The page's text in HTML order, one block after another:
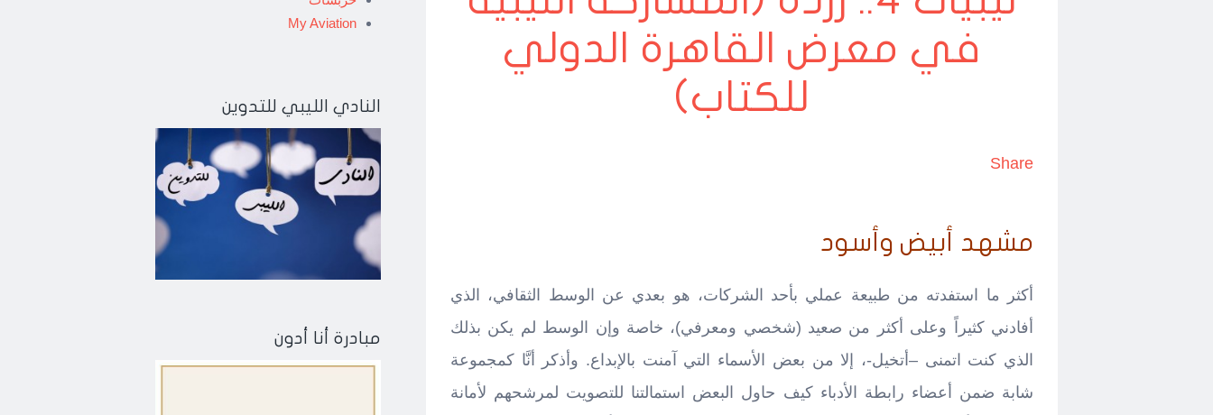
في معرض القاهرة الدولي
للكتاب)
Share
مشهد أبيض وأسود
أكثر ما استفدته من طبيعة عملي بأحد الشركات، هو بعدي عن الوسط الثقافي، الذي
أفادني كثيراً وعلى أكثر من صعيد (شخصي ومعرفي)، خاصة وإن الوسط لم يكن بذلك
الذي كنت اتمنى –أتخيل-، إلا من بعض الأسماء التي آمنت بالإبداع. وأذكر أنَّا كمجموعة
شابة ضمن أعضاء رابطة الأدباء كيف حاول البعض استمالتنا للتصويت لمرشحهم لأمانة
My Aviation
النادي الليبي للتدوين
مبادرة أنا أدون